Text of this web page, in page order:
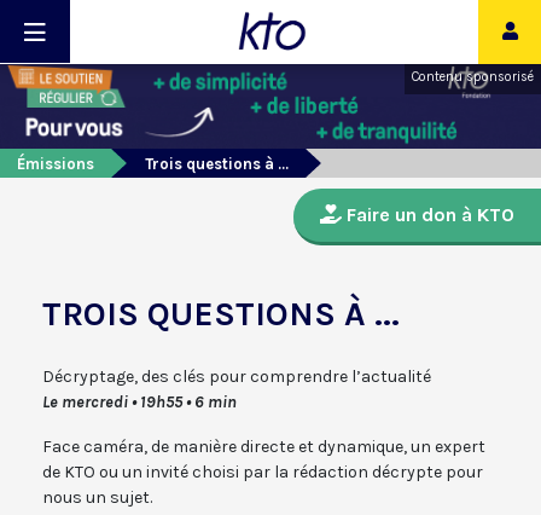
Contenu sponsorisé
Émissions Trois questions à ...
Faire un don à KTO
TROIS QUESTIONS À ...
Décryptage, des clés pour comprendre l’actualité
Le mercredi • 19h55 • 6 min
Face caméra, de manière directe et dynamique, un expert
de KTO ou un invité choisi par la rédaction décrypte pour
nous un sujet.